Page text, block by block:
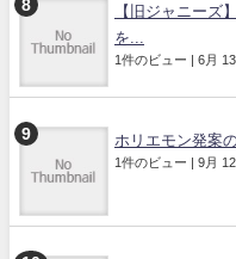
【旧ジャニーズ
を...
1件のビュー | 6月
ホリエモン発案
1件のビュー | 9月